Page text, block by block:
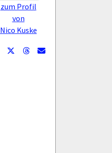
zum Profil
von
Nico Kuske